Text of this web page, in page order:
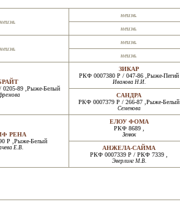
неизв.
неизв.
неизв.
неизв.
неизв.
неизв.
89 ,Рыже-Белый
ЗИКАР
РКФ 0007380 Р / 047-86 ,Рыже-Пегий
Иванова Н.И.
САНДРА
РКФ 0007379 Р / 266-87 ,Рыже-Белый
Семенова
РЕНА
Р ,Рыже-Белый
Е.В.
ЕЛОУ ФОМА
РКФ 8689 ,
Зенюк
АНЖЕЛА-САЙМА
РКФ 0007339 Р / РКФ 7339 ,
Эверлинг М.В.